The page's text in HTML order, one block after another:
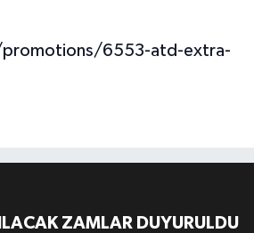
6553-atd-extra-
ZAMLAR DUYURULDU